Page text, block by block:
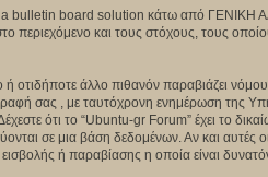
a bulletin board solution κάτω από
περιεχόμενο και τους στόχους, τους
οτιδήποτε άλλο πιθανόν παραβιάζει
σας , με ταυτόχρονη ενημέρωση της
ότι το “Ubuntu-gr Forum” έχει το
σε μια βάση δεδομένων. Αν και αυτές
ή παραβίασης η οποία είναι